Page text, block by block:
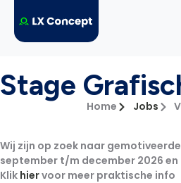
Stage
Home Jobs
Wij zijn op zoek naar
september t/m december 2026 en
Klik hiervoor meer praktische info